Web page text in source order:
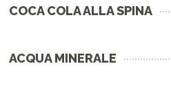
COCA COLA ALLA SPINA
ACQUA MINERALE